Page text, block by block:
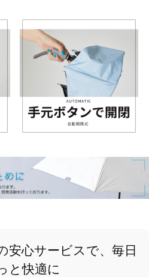
安心サービスで、毎日
と快適に